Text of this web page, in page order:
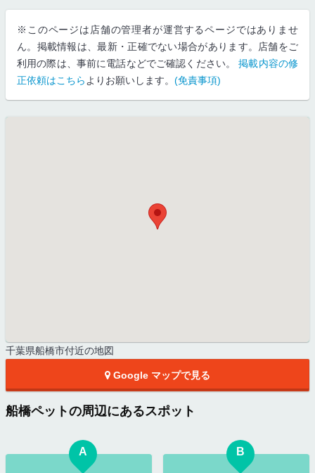
※このページは店舗の管理者が運営するページではありませ
ん。掲載情報は、最新・正確でない場合があります。店舗をご
利用の際は、事前に電話などでご確認ください。掲載内容の修
正依頼はこちら よりお願いします。 (免責事項)
千葉県船橋市付近の地図
Google マップで見る
船橋ペットの周辺にあるスポット
A B